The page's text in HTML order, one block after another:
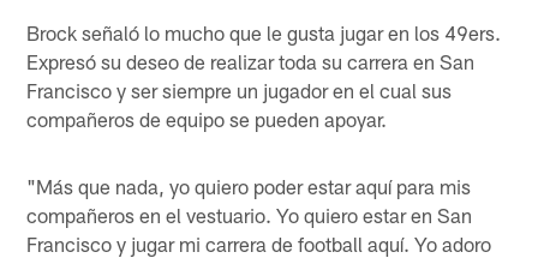
Brock señaló lo mucho que le gusta jugar en los 49ers.
Expresó su deseo de realizar toda su carrera en San
Francisco y ser siempre un jugador en el cual sus
compañeros de equipo se pueden apoyar.
"Más que nada, yo quiero poder estar aquí para mis
compañeros en el vestuario. Yo quiero estar en San
Francisco y jugar mi carrera de football aquí. Yo adoro